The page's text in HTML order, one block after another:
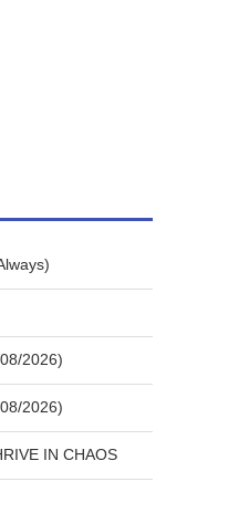
2026)
2026)
IN CHAOS